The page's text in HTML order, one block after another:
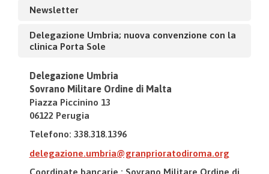
Newsletter
Delegazione Umbria; nuova convenzione con la
clinica Porta Sole
Delegazione Umbria
Sovrano Militare Ordine di Malta
Piazza Piccinino 13
06122 Perugia
Telefono: 338.318.1396
delegazione.umbria@granprioratodiroma.org
Coordinate bancarie : Sovrano Militare Ordine di